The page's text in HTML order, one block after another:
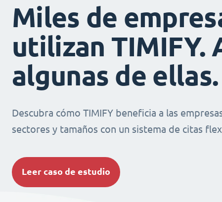
Miles de
utilizan TIMIFY.
algunas de ellas.
Descubra cómo TIMIFY beneficia a las
sectores y tamaños con un sistema de citas
Leer caso de estudio